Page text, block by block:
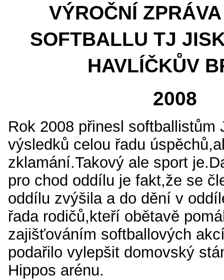
VÝROČNÍ
SOFTBALLU TJ
HAVLÍČKŮV
2008
Rok 2008 přinesl softballistům
výsledků celou řadu
zklamání.Takový ale sport
pro chod oddílu je fakt,že se
oddílu zvýšila a do dění v
řada rodičů,kteří obětavě
zajišťováním softballových
podařilo vylepšit domovský
Hippos arénu.